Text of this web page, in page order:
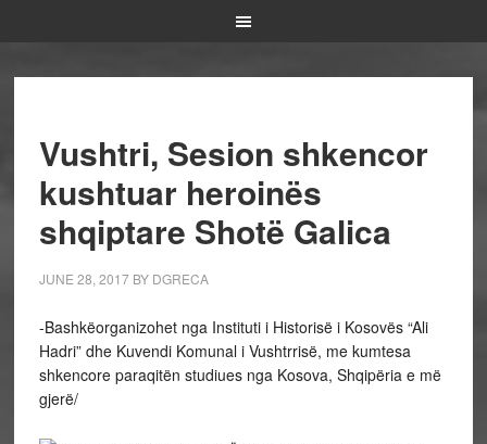
Vushtri, Sesion shkencor
kushtuar heroinës
shqiptare Shotë Galica
JUNE 28, 2017BY DGRECA
-Bashkëorganizohet nga Instituti i Historisë i Kosovës “Ali
Hadri” dhe Kuvendi Komunal i Vushtrrisë, me kumtesa
shkencore paraqitën studiues nga Kosova, Shqipëria e më
gjerë/